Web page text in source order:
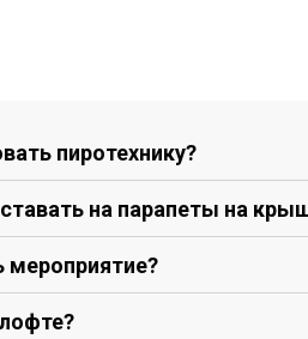
пиротехнику?
на парапеты на